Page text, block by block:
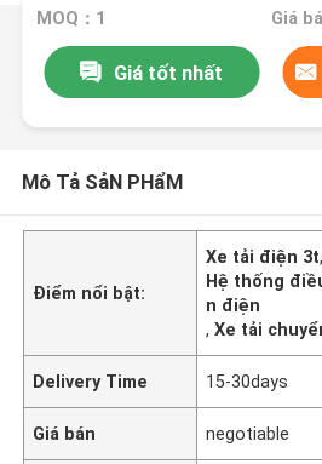
MOQ：1 Giá
Giá tốt nhất
Mô Tả SảN PHẩM
Điểm nổi bật:
Xe tải điện 3t,
Hệ thống
n điện
,Xe tải
Delivery Time 15-30days
Giá bán negotiable